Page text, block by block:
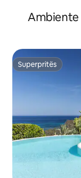
Ambiente
Superpritës
Superpritës